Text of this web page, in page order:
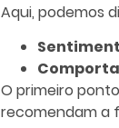
Aqui, podemos
O primeiro
recomendam a